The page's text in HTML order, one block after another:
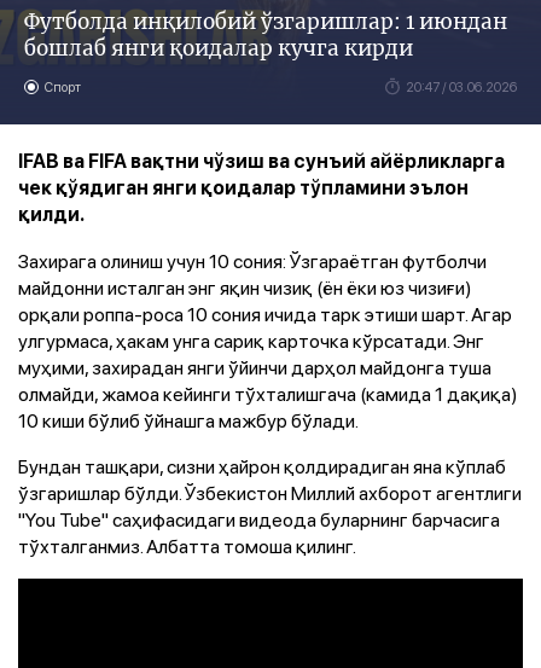
Футболда инқилобий ўзгаришлар: 1 июндан
бошлаб янги қоидалар кучга кирди
Спорт 20:47 / 03.06.2026
IFAB ва FIFA вақтни чўзиш ва сунъий айёрликларга
чек қўядиган янги қоидалар тўпламини эълон
қилди.
Захирага олиниш учун 10 сония: Ўзгараётган футболчи
майдонни исталган энг яқин чизиқ (ён ёки юз чизиғи)
орқали роппа-роса 10 сония ичида тарк этиши шарт. Агар
улгурмаса, ҳакам унга сариқ карточка кўрсатади. Энг
муҳими, захирадан янги ўйинчи дарҳол майдонга туша
олмайди, жамоа кейинги тўхталишгача (камида 1 дақиқа)
10 киши бўлиб ўйнашга мажбур бўлади.
Бундан ташқари, сизни ҳайрон қолдирадиган яна кўплаб
ўзгаришлар бўлди. Ўзбекистон Миллий ахборот агентлиги
"You Tube" саҳифасидаги видеода буларнинг барчасига
тўхталганмиз. Албатта томоша қилинг.